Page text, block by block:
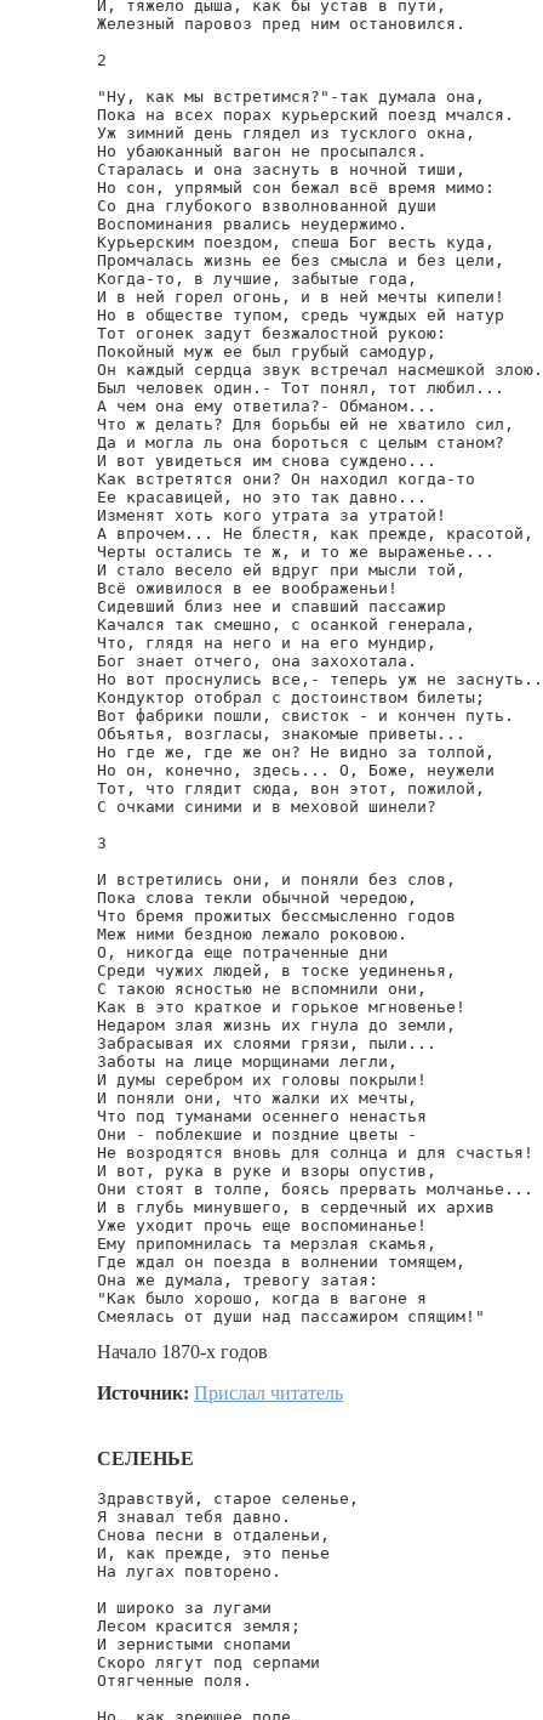
И, тяжело дыша, как бы устав в пути,
Железный паровоз пред ним остановился.
2
"Ну, как мы встретимся?"-так думала она,
Пока на всех порах курьерский поезд мчался.
Уж зимний день глядел из тусклого окна,
Но убаюканный вагон не просыпался.
Старалась и она заснуть в ночной тиши,
Но сон, упрямый сон бежал всё время мимо:
Со дна глубокого взволнованной души
Воспоминания рвались неудержимо.
Курьерским поездом, спеша Бог весть куда,
Промчалась жизнь ее без смысла и без цели,
Когда-то, в лучшие, забытые года,
И в ней горел огонь, и в ней мечты кипели!
Но в обществе тупом, средь чуждых ей натур
Тот огонек задут безжалостной рукою:
Покойный муж ее был грубый самодур,
Он каждый сердца звук встречал насмешкой злою.
Был человек один.- Тот понял, тот любил...
А чем она ему ответила?- Обманом...
Что ж делать? Для борьбы ей не хватило сил,
Да и могла ль она бороться с целым станом?
И вот увидеться им снова суждено...
Как встретятся они? Он находил когда-то
Ее красавицей, но это так давно...
Изменят хоть кого утрата за утратой!
А впрочем... Не блестя, как прежде, красотой,
Черты остались те ж, и то же выраженье...
И стало весело ей вдруг при мысли той,
Всё оживилося в ее воображеньи!
Сидевший близ нее и спавший пассажир
Качался так смешно, с осанкой генерала,
Что, глядя на него и на его мундир,
Бог знает отчего, она захохотала.
Но вот проснулись все,- теперь уж не
Кондуктор отобрал с достоинством билеты;
Вот фабрики пошли, свисток - и кончен путь.
Объятья, возгласы, знакомые приветы...
Но где же, где же он? Не видно за толпой,
Но он, конечно, здесь... О, Боже, неужели
Тот, что глядит сюда, вон этот, пожилой,
С очками синими и в меховой шинели?
3
И встретились они, и поняли без слов,
Пока слова текли обычной чередою,
Что бремя прожитых бессмысленно годов
Меж ними бездною лежало роковою.
О, никогда еще потраченные дни
Среди чужих людей, в тоске уединенья,
С такою ясностью не вспомнили они,
Как в это краткое и горькое мгновенье!
Недаром злая жизнь их гнула до земли,
Забрасывая их слоями грязи, пыли...
Заботы на лице морщинами легли,
И думы серебром их головы покрыли!
И поняли они, что жалки их мечты,
Что под туманами осеннего ненастья
Они - поблекшие и поздние цветы -
Не возродятся вновь для солнца и для счастья!
И вот, рука в руке и взоры опустив,
Они стоят в толпе, боясь прервать молчанье...
И в глубь минувшего, в сердечный их архив
Уже уходит прочь еще воспоминанье!
Ему припомнилась та мерзлая скамья,
Где ждал он поезда в волнении томящем,
Она же думала, тревогу затая:
"Как было хорошо, когда в вагоне я
Смеялась от души над пассажиром спящим!"
Начало 1870-х годов
Источник: Прислал читатель
СЕЛЕНЬЕ
Здравствуй, старое селенье,
Я знавал тебя давно.
Снова песни в отдаленьи,
И, как прежде, это пенье
На лугах повторено.
И широко за лугами
Лесом красится земля;
И зернистыми снопами
Скоро лягут под серпами
Отягченные поля.